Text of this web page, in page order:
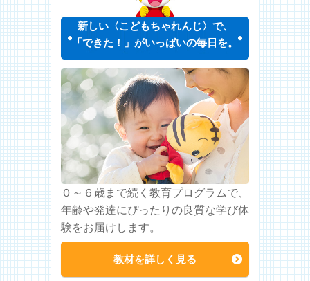
新しい〈こどもちゃれんじ〉で、
「できた！」がいっぱいの毎日を。
０～６歳まで続く教育プログラムで、
年齢や発達にぴったりの良質な学び体
験をお届けします。
教材を詳しく見る